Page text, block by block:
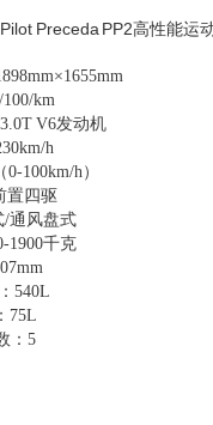
Preceda PP2高性能运
km
V6发动机
h
100km/h）
置四驱
/通风盘式
1900千克
540L
75L
：5